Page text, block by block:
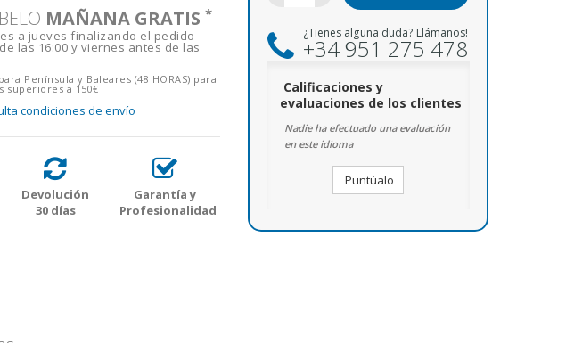
MAÑANA GRATIS *
a jueves finalizando el pedido
las 16:00 y viernes antes de las
Península y Baleares (48 HORAS) para
superiores a 150€
condiciones de envío
Devolución
30 días
Garantía y
Profesionalidad
¿Tienes alguna duda? Llámanos!
+34 951 275 478
Calificaciones y
evaluaciones de los clientes
Nadie ha efectuado una evaluación
en este idioma
Puntúalo